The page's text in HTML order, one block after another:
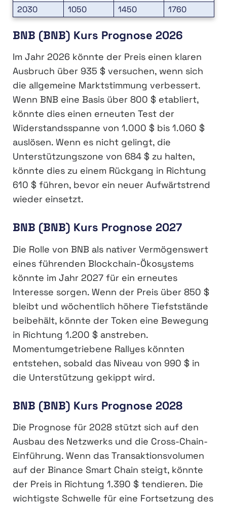
2030
1050 1450 1760
BNB (BNB) Kurs Prognose 2026
Im Jahr 2026 könnte der Preis einen klaren
Ausbruch über 935 $ versuchen, wenn sich
die allgemeine Marktstimmung verbessert.
Wenn BNB eine Basis über 800 $ etabliert,
könnte dies einen erneuten Test der
Widerstandsspanne von 1.000 $ bis 1.060 $
auslösen. Wenn es nicht gelingt, die
Unterstützungszone von 684 $ zu halten,
könnte dies zu einem Rückgang in Richtung
610 $ führen, bevor ein neuer Aufwärtstrend
wieder einsetzt.
BNB (BNB) Kurs Prognose 2027
Die Rolle von BNB als nativer Vermögenswert
eines führenden Blockchain-Ökosystems
könnte im Jahr 2027 für ein erneutes
Interesse sorgen. Wenn der Preis über 850 $
bleibt und wöchentlich höhere Tiefststände
beibehält, könnte der Token eine Bewegung
in Richtung 1.200 $ anstreben.
Momentumgetriebene Rallyes könnten
entstehen, sobald das Niveau von 990 $ in
die Unterstützung gekippt wird.
BNB (BNB) Kurs Prognose 2028
Die Prognose für 2028 stützt sich auf den
Ausbau des Netzwerks und die Cross-Chain-
Einführung. Wenn das Transaktionsvolumen
auf der Binance Smart Chain steigt, könnte
der Preis in Richtung 1.390 $ tendieren. Die
wichtigste Schwelle für eine Fortsetzung des